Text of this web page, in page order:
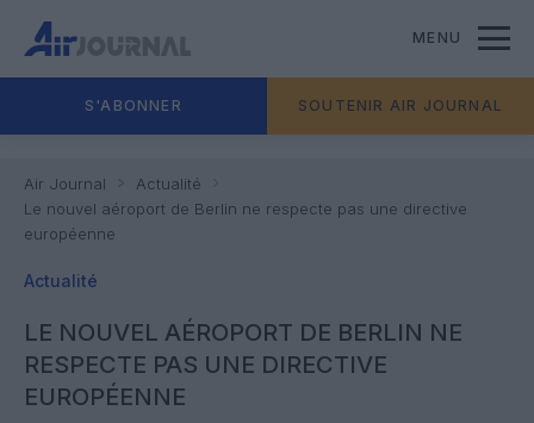
MENU
S'ABONNER SOUTENIR AIR JOURNAL
Air Journal
Actualité
Le nouvel aéroport de Berlin ne respecte pas une directive
européenne
Actualité
LE NOUVEL AÉROPORT DE BERLIN NE
RESPECTE PAS UNE DIRECTIVE
EUROPÉENNE